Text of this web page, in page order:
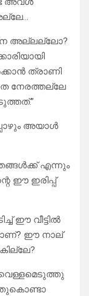
അല്ലല്ലോ?
ത്രാണി
നേരത്തല്ലേ
അയാൾ
എന്നും
ഈ ഇരിപ്പ്
ഈ വീട്ടിൽ
ഈ നാല്
വെള്ളമെടുത്തു